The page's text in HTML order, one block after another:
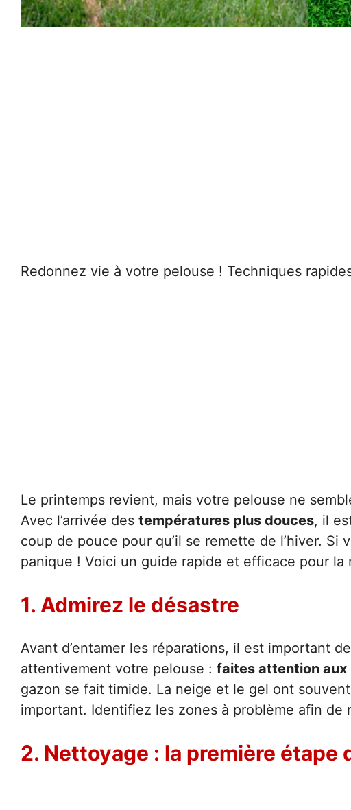
Redonnez vie à votre pelouse ! Techniques
Le printemps revient, mais votre pelouse ne
Avec l’arrivée des températures plus douces, il
coup de pouce pour qu’il se remette de l’hiver. Si
panique ! Voici un guide rapide et efficace pour la
1. Admirez le désastre
Avant d’entamer les réparations, il est important
attentivement votre pelouse : faites attention aux
gazon se fait timide. La neige et le gel ont
important. Identifiez les zones à problème afin de
2. Nettoyage : la première étape